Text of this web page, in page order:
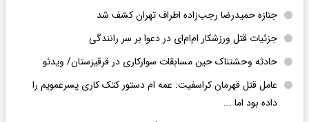
جنازه حمیدرضا رجب‌زاده اطراف تهران کشف شد
جزئیات قتل ورزشکار ام‌ام‌ای در دعوا بر سر رانندگی
حادثه وحشتناک حین مسابقات سوارکاری در قرقیزستان/ ویدئو
عامل قتل قهرمان کراسفیت: عمه ام دستور کتک کاری پسرعمویم را
داده بود اما ...